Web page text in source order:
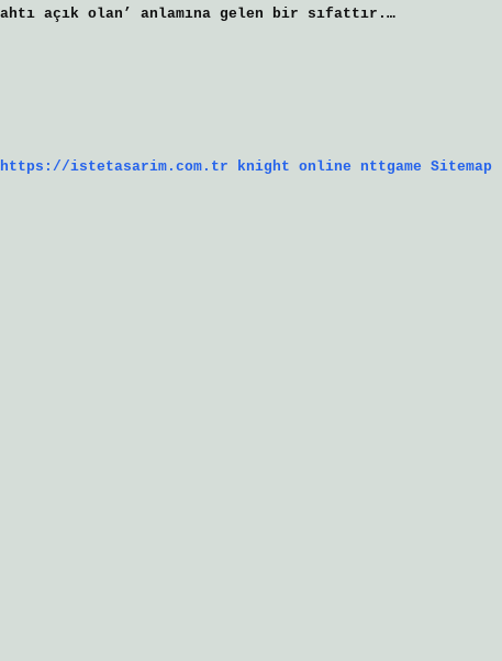
açık olan’ anlamına gelen bir sıfattır.…
https://istetasarim.com.tr knight online nttgame Sitemap